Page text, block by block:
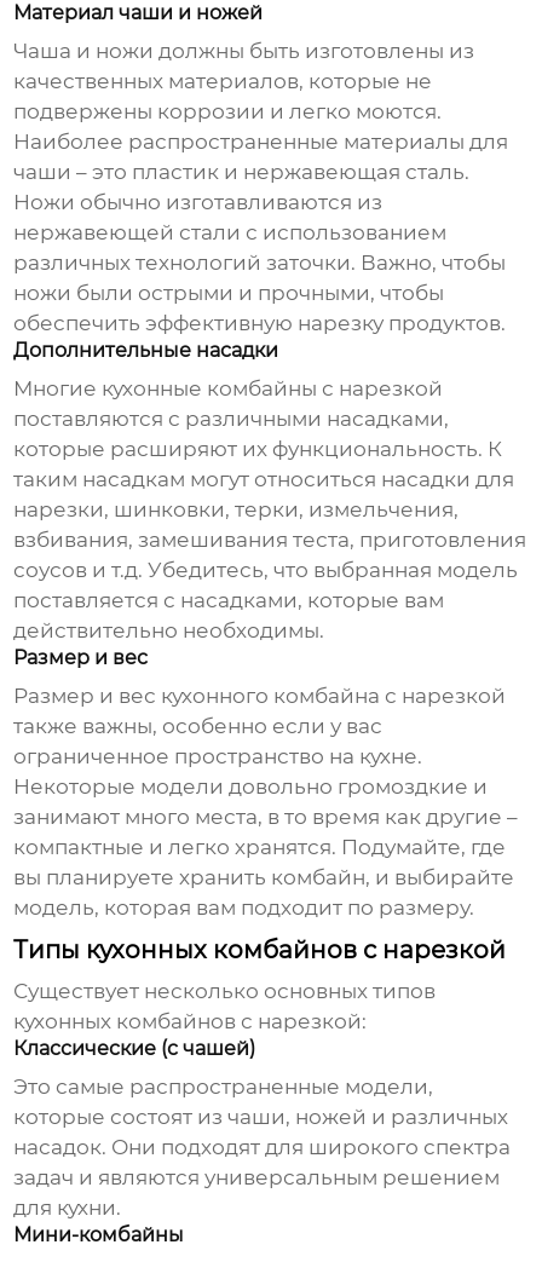
Материал чаши и ножей
Чаша и ножи должны быть изготовлены из
качественных материалов, которые не
подвержены коррозии и легко моются.
Наиболее распространенные материалы для
чаши – это пластик и нержавеющая сталь.
Ножи обычно изготавливаются из
нержавеющей стали с использованием
различных технологий заточки. Важно, чтобы
ножи были острыми и прочными, чтобы
обеспечить эффективную нарезку продуктов.
Дополнительные насадки
Многие кухонные комбайны с нарезкой
поставляются с различными насадками,
которые расширяют их функциональность. К
таким насадкам могут относиться насадки для
нарезки, шинковки, терки, измельчения,
взбивания, замешивания теста, приготовления
соусов и т.д. Убедитесь, что выбранная модель
поставляется с насадками, которые вам
действительно необходимы.
Размер и вес
Размер и вес кухонного комбайна с нарезкой
также важны, особенно если у вас
ограниченное пространство на кухне.
Некоторые модели довольно громоздкие и
занимают много места, в то время как другие –
компактные и легко хранятся. Подумайте, где
вы планируете хранить комбайн, и выбирайте
модель, которая вам подходит по размеру.
Типы кухонных комбайнов с нарезкой
Существует несколько основных типов
кухонных комбайнов с нарезкой:
Классические (с чашей)
Это самые распространенные модели,
которые состоят из чаши, ножей и различных
насадок. Они подходят для широкого спектра
задач и являются универсальным решением
для кухни.
Мини-комбайны